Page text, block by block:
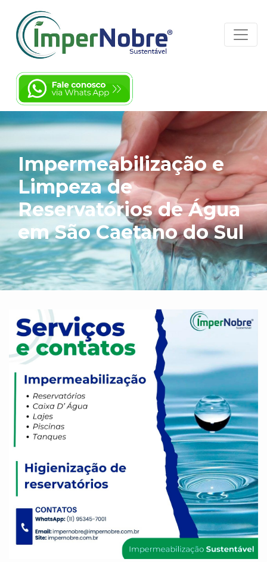
Impermeabilização e
Limpeza de
Reservatórios de Água
em São Caetano do Sul